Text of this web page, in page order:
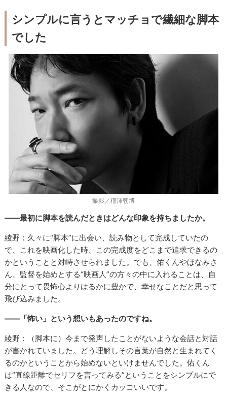
シンプルに言うとマッチョで繊細な脚本
でした
撮影／稲澤朝博
――最初に脚本を読んだときはどんな印象を持ちましたか。
綾野：久々に“脚本”に出会い、読み物として完成していたの
で、これを映画化した時、この完成度をどこまで追求できるの
かということと対峙させられました。でも、佑くんやほなみさ
ん、監督を始めとする“映画人”の方々の中に入れることは、自
分にとって畏怖心よりはるかに豊かで、幸せなことだと思って
飛び込みました。
――「怖い」という想いもあったのですね。
綾野：（脚本に）今まで発声したことがないような会話と対話
が書かれていました。どう理解しその言葉が自然と生まれてく
るのかということから始めないといけませんでした。佑くん
は“直線距離でセリフを言ってみる”ということをシンプルにで
きる人なので、そこがとにかくカッコいいです。